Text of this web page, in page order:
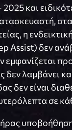
και
η
Assist) δεν
εμφανίζεται
δεν λαμβάνει
δεν είναι
σε